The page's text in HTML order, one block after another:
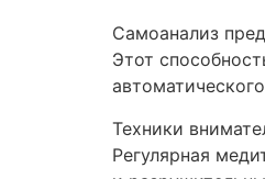
Самоанализ
Этот
Техники
Регулярная